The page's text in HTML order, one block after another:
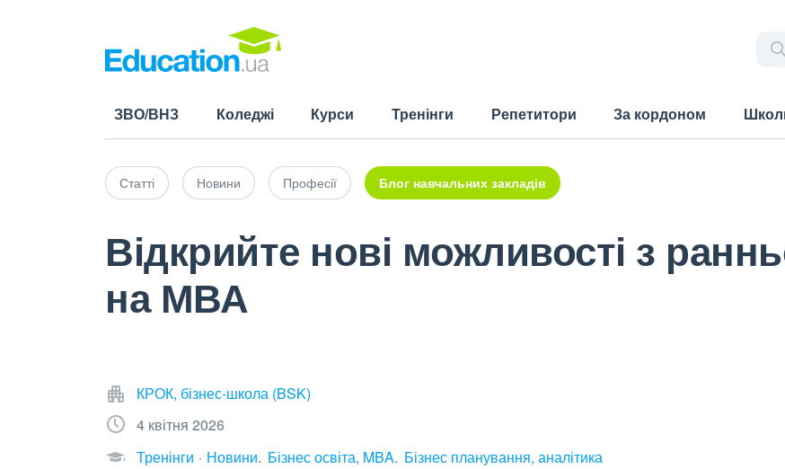
ЗВО/ВНЗ Коледжі Курси Тренінги Репетитори За кордоном
Статті Новини Професії Блог навчальних закладів
Відкрийте нові можливості з
на МВА
КРОК, бізнес-школа (BSK)
4 квітня 2026
Тренінги
Новини Бізнес освіта, MBA Бізнес планування, аналітика